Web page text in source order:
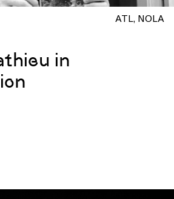
ATL NOLA
in